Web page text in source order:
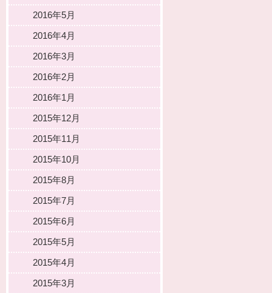
2016年5月
2016年4月
2016年3月
2016年2月
2016年1月
2015年12月
2015年11月
2015年10月
2015年8月
2015年7月
2015年6月
2015年5月
2015年4月
2015年3月